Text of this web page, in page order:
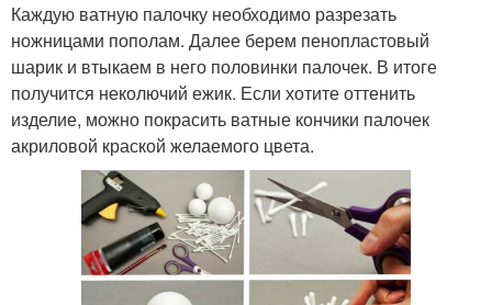
Каждую ватную палочку необходимо разрезать
ножницами пополам. Далее берем пенопластовый
шарик и втыкаем в него половинки палочек. В итоге
получится неколючий ежик. Если хотите оттенить
изделие, можно покрасить ватные кончики палочек
акриловой краской желаемого цвета.